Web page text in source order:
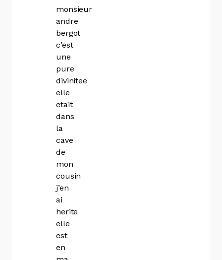
monsieur
andre
bergot
c’est
une
pure
divinitee
elle
etait
dans
la
cave
de
mon
cousin
j’en
ai
herite
elle
est
en